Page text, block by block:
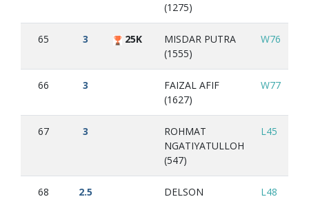
(1275)
65 3 25K
MISDAR PUTRA
(1555)
W76
66 3
FAIZAL AFIF
(1627)
W77
67 3
ROHMAT
NGATIYATULLOH
(547)
L45
68 2.5
DELSON
L48